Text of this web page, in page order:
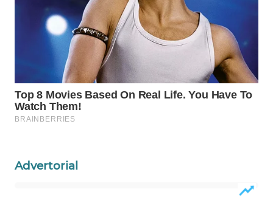
Advertorial
WAHANA
UMKM
SELEB
WAHANA
WAHANA